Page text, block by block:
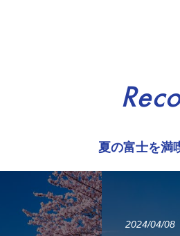
夏の富士を満
2024/04/08